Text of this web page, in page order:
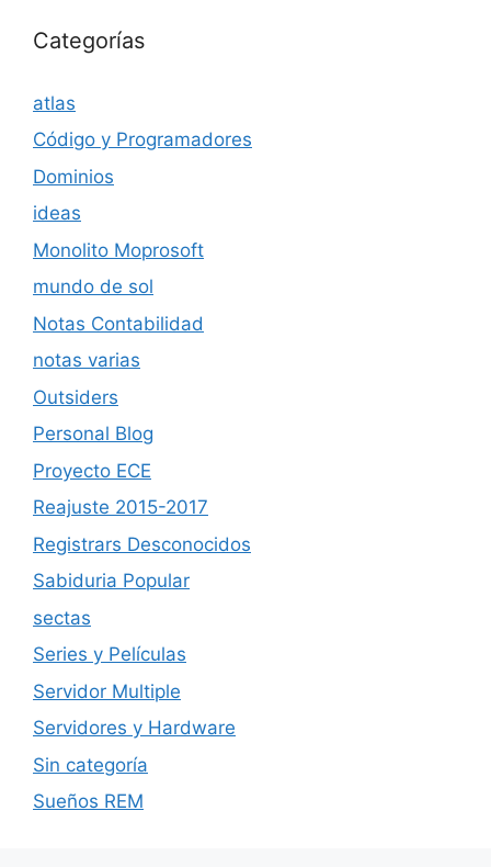
Categorías
atlas
Código y Programadores
Dominios
ideas
Monolito Moprosoft
mundo de sol
Notas Contabilidad
notas varias
Outsiders
Personal Blog
Proyecto ECE
Reajuste 2015-2017
Registrars Desconocidos
Sabiduria Popular
sectas
Series y Películas
Servidor Multiple
Servidores y Hardware
Sin categoría
Sueños REM